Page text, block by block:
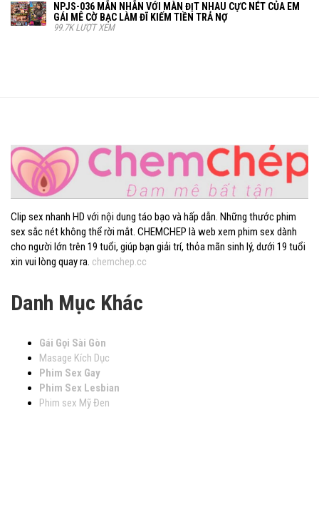
NPJS-036 MÃN NHÃN VỚI MÀN ĐỊT NHAU CỰC NÉT CỦA EM
GÁI MÊ CỜ BẠC LÀM ĐĨ KIẾM TIỀN TRẢ NỢ
99.7K LƯỢT XEM
Clip sex nhanh HD với nội dung táo bạo và hấp dẫn. Những thước phim
sex sắc nét không thể rời mắt. CHEMCHEP là web xem phim sex dành
cho người lớn trên 19 tuổi, giúp bạn giải trí, thỏa mãn sinh lý, dưới 19 tuổi
xin vui lòng quay ra. chemchep.cc
Danh Mục Khác
Gái Gọi Sài Gòn
Masage Kích Dục
Phim Sex Gay
Phim Sex Lesbian
Phim sex Mỹ Đen